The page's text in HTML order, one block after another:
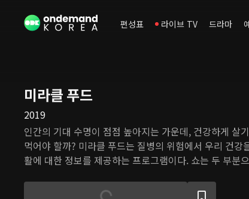
편성표 라이브 TV 드라마
미라클 푸드
2019
인간의 기대 수명이 점점 높아지는 가운데, 건강하게 살
먹어야 할까? 미라클 푸드는 질병의 위험에서 우리 건강
활에 대한 정보를 제공하는 프로그램이다. 쇼는 두 부분
병을 극복하고 건강을 지킨 스타들이 자신들의 건강을